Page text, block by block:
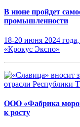
В июне пройдет
промышленности
18-20 июня 2024
«Крокус Экспо»
ООО «Фабрика
к росту